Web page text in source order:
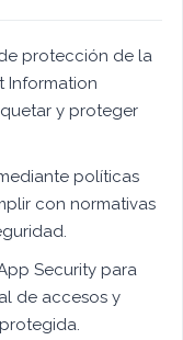
protección de la
Information
y proteger
políticas
con normativas
Security para
de accesos y